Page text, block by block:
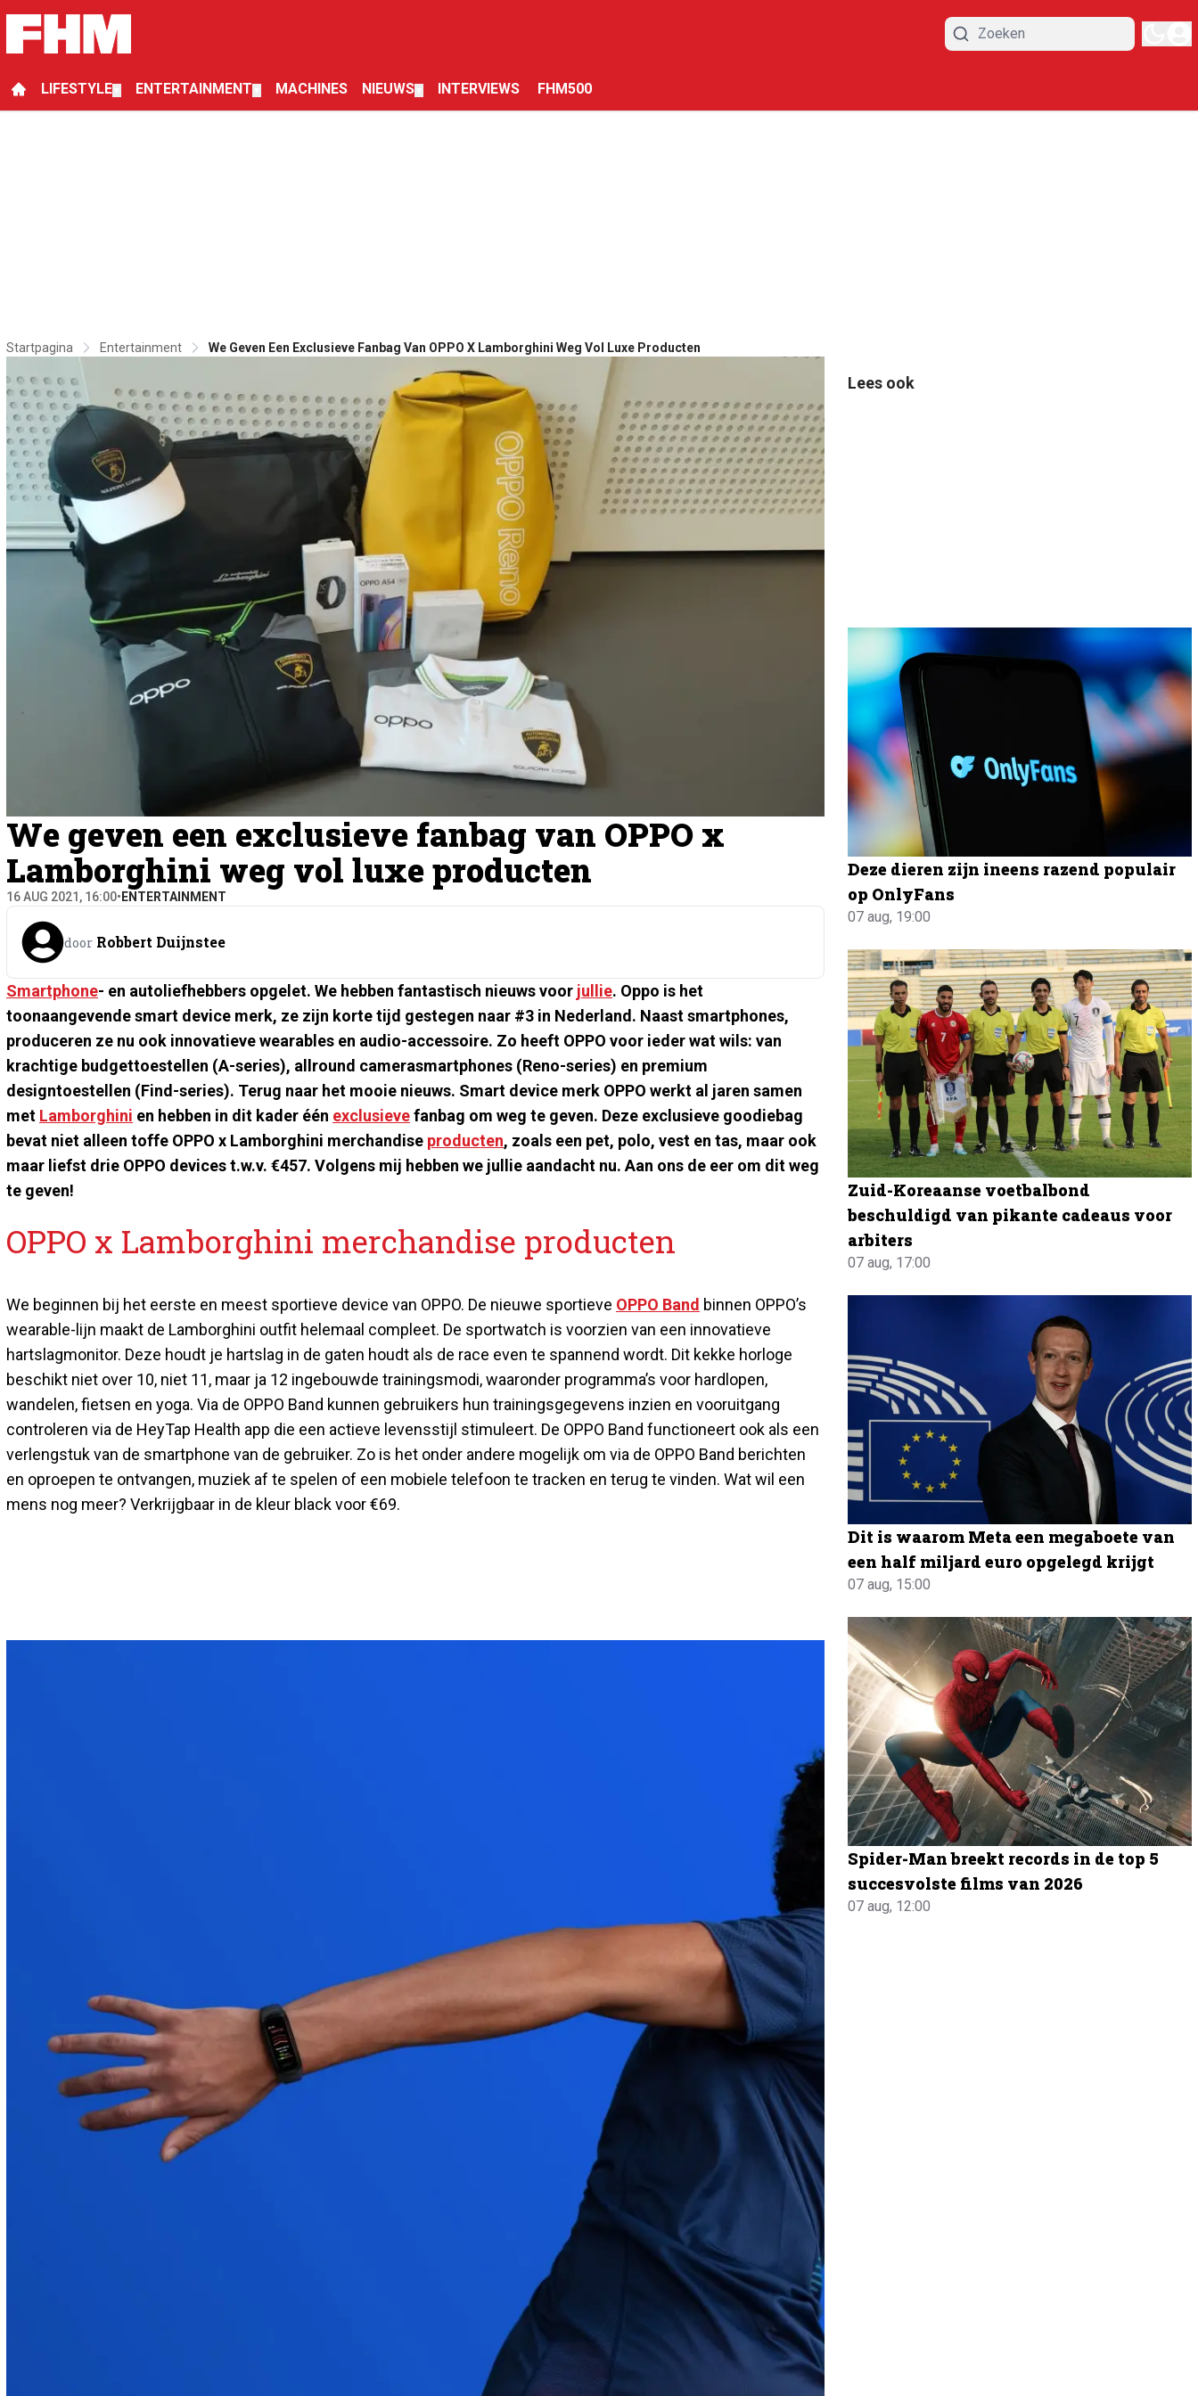
LIFESTYLE ENTERTAINMENT MACHINES NIEUWS INTERVIEWS FHM500
Startpagina Entertainment We Geven Een Exclusieve Fanbag Van OPPO X Lamborghini Weg Vol Luxe Producten
We geven een exclusieve fanbag van OPPO x
Lamborghini weg vol luxe producten
16 AUG 2021, 16:00• ENTERTAINMENT
door Robbert Duijnstee
Smartphone- en autoliefhebbers opgelet. We hebben fantastisch nieuws voor jullie. Oppo is het
toonaangevende smart device merk, ze zijn korte tijd gestegen naar #3 in Nederland. Naast smartphones,
produceren ze nu ook innovatieve wearables en audio-accessoire. Zo heeft OPPO voor ieder wat wils: van
krachtige budgettoestellen (A-series), allround camerasmartphones (Reno-series) en premium
designtoestellen (Find-series). Terug naar het mooie nieuws. Smart device merk OPPO werkt al jaren samen
met Lamborghini en hebben in dit kader één exclusievefanbag om weg te geven. Deze exclusieve goodiebag
bevat niet alleen toffe OPPO x Lamborghini merchandise producten, zoals een pet, polo, vest en tas, maar ook
maar liefst drie OPPO devices t.w.v. €457. Volgens mij hebben we jullie aandacht nu. Aan ons de eer om dit weg
te geven!
OPPO x Lamborghini merchandise producten
We beginnen bij het eerste en meest sportieve device van OPPO. De nieuwe sportieve OPPO Band binnen OPPO’s
wearable-lijn maakt de Lamborghini outfit helemaal compleet. De sportwatch is voorzien van een innovatieve
hartslagmonitor. Deze houdt je hartslag in de gaten houdt als de race even te spannend wordt. Dit kekke horloge
beschikt niet over 10, niet 11, maar ja 12 ingebouwde trainingsmodi, waaronder programma’s voor hardlopen,
wandelen, fietsen en yoga. Via de OPPO Band kunnen gebruikers hun trainingsgegevens inzien en vooruitgang
controleren via de HeyTap Health app die een actieve levensstijl stimuleert. De OPPO Band functioneert ook als een
verlengstuk van de smartphone van de gebruiker. Zo is het onder andere mogelijk om via de OPPO Band berichten
en oproepen te ontvangen, muziek af te spelen of een mobiele telefoon te tracken en terug te vinden. Wat wil een
mens nog meer? Verkrijgbaar in de kleur black voor €69.
Lees ook
Deze dieren zijn ineens razend populair
op OnlyFans
07 aug, 19:00
Zuid-Koreaanse voetbalbond
beschuldigd van pikante cadeaus voor
arbiters
07 aug, 17:00
Dit is waarom Meta een megaboete van
een half miljard euro opgelegd krijgt
07 aug, 15:00
Spider-Man breekt records in de top 5
succesvolste films van 2026
07 aug, 12:00